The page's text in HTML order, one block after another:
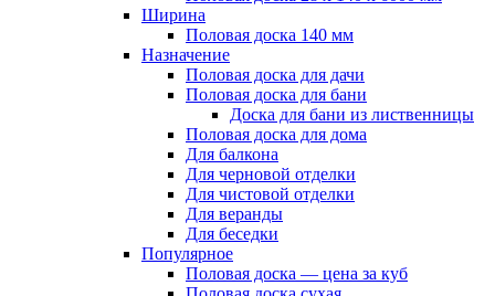
Ширина
Половая доска 140 мм
Назначение
Половая доска для дачи
Половая доска для бани
Доска для бани из лиственницы
Половая доска для дома
Для балкона
Для черновой отделки
Для чистовой отделки
Для веранды
Для беседки
Популярное
Половая доска — цена за куб